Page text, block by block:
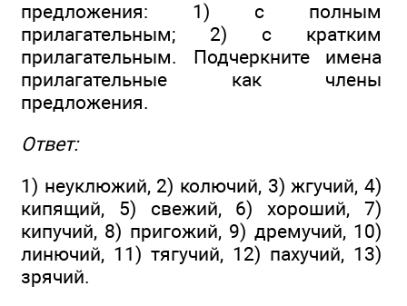
предложения: 1) с полным
прилагательным; 2) с кратким
прилагательным. Подчеркните имена
прилагательные как члены
предложения.
Ответ:
1) неуклюжий, 2) колючий, 3) жгучий, 4)
кипящий, 5) свежий, 6) хороший, 7)
кипучий, 8) пригожий, 9) дремучий, 10)
линючий, 11) тягучий, 12) пахучий, 13)
зрячий.